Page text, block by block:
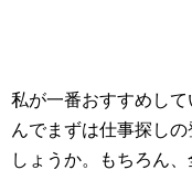
私が一番おすすめし
んでまずは仕事探し
しょうか。もちろん